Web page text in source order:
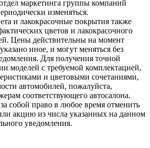
маркетинга группы компаний
изменяться.
и лакокрасочные покрытия также
цветов и лакокрасочного
Цены действительны на момент
иное, и могут меняться без
Для получения точной
моделей с требуемой комплектацией,
и цветовыми сочетаниями,
автомобилей, пожалуйста,
соответствующего автосалона.
собой право в любое время отменить
акцию из числа указанных на данном
уведомления.